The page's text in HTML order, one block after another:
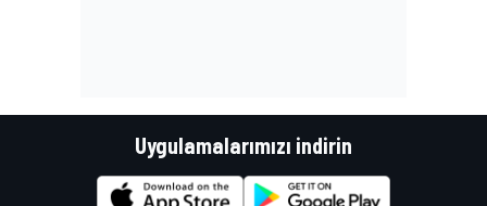
Uygulamalarımızı indirin